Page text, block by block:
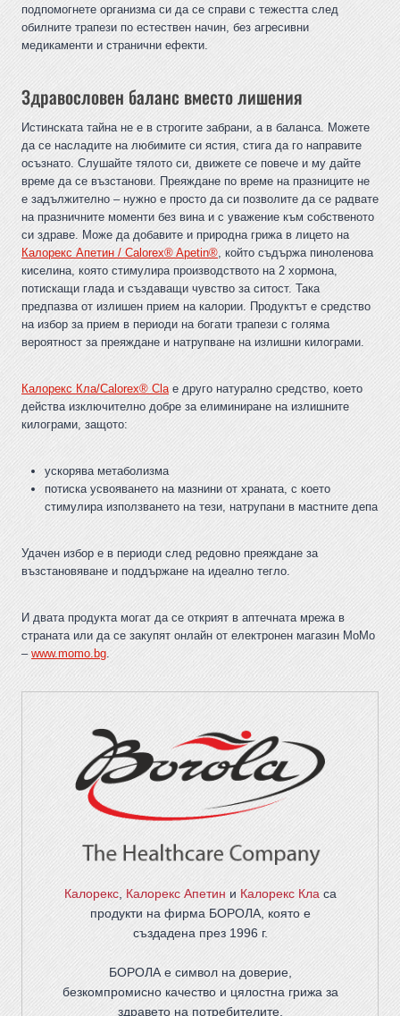
подпомогнете организма си да се справи с тежестта след
обилните трапези по естествен начин, без агресивни
медикаменти и странични ефекти.
Здравословен баланс вместо лишения
Истинската тайна не е в строгите забрани, а в баланса. Можете
да се насладите на любимите си ястия, стига да го направите
осъзнато. Слушайте тялото си, движете се повече и му дайте
време да се възстанови. Преяждане по време на празниците не
е задължително – нужно е просто да си позволите да се радвате
на празничните моменти без вина и с уважение към собственото
си здраве. Може да добавите и природна грижа в лицето на
Калорекс Апетин / Calorex® Apetin®, който съдържа пиноленова
киселина, която стимулира производството на 2 хормона,
потискащи глада и създаващи чувство за ситост. Така
предпазва от излишен прием на калории. Продуктът е средство
на избор за прием в периоди на богати трапези с голяма
вероятност за преяждане и натрупване на излишни килограми.
Калорекс Кла/Calorex® Claе друго натурално средство, което
действа изключително добре за елиминиране на излишните
килограми, защото:
ускорява метаболизма
потиска усвояването на мазнини от храната, с което
стимулира използването на тези, натрупани в мастните депа
Удачен избор е в периоди след редовно преяждане за
възстановяване и поддържане на идеално тегло.
И двата продукта могат да се открият в аптечната мрежа в
страната или да се закупят онлайн от електронен магазин МоМо
– www.momo.bg.
Калорекс, Калорекс Апетин и Калорекс Класа
продукти на фирма БОРОЛА, която е
създадена през 1996 г.
БОРОЛА е символ на доверие,
безкомпромисно качество и цялостна грижа за
здравето на потребителите.